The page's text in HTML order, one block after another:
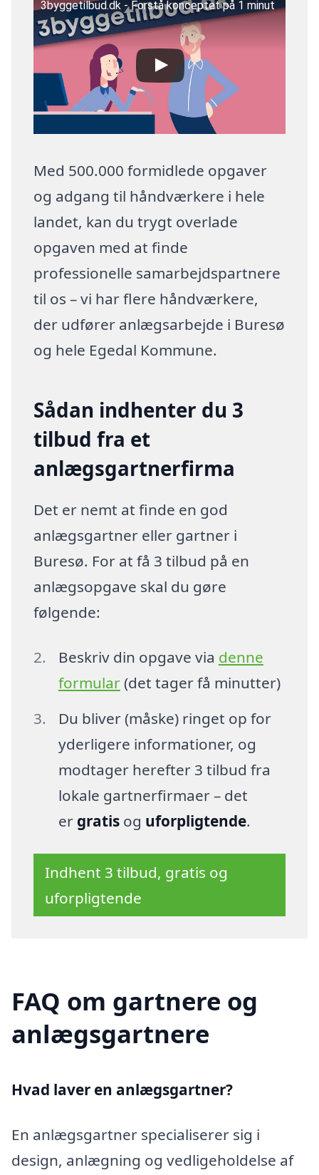
3byggetilbud.dk - Forstå konceptet på 1 minut
Med 500.000 formidlede opgaver
og adgang til håndværkere i hele
landet, kan du trygt overlade
opgaven med at finde
professionelle samarbejdspartnere
til os – vi har flere håndværkere,
der udfører anlægsarbejde i Buresø
og hele Egedal Kommune.
Sådan indhenter du 3
tilbud fra et
anlægsgartnerfirma
Det er nemt at finde en god
anlægsgartner eller gartner i
Buresø. For at få 3 tilbud på en
anlægsopgave skal du gøre
følgende:
Beskriv din opgave via denne
formular(det tager få minutter)
Du bliver (måske) ringet op for
yderligere informationer, og
modtager herefter 3 tilbud fra
lokale gartnerfirmaer – det
er gratisog uforpligtende.
Indhent 3 tilbud, gratis og
uforpligtende
FAQ om gartnere og
anlægsgartnere
Hvad laver en anlægsgartner?
En anlægsgartner specialiserer sig i
design, anlægning og vedligeholdelse af